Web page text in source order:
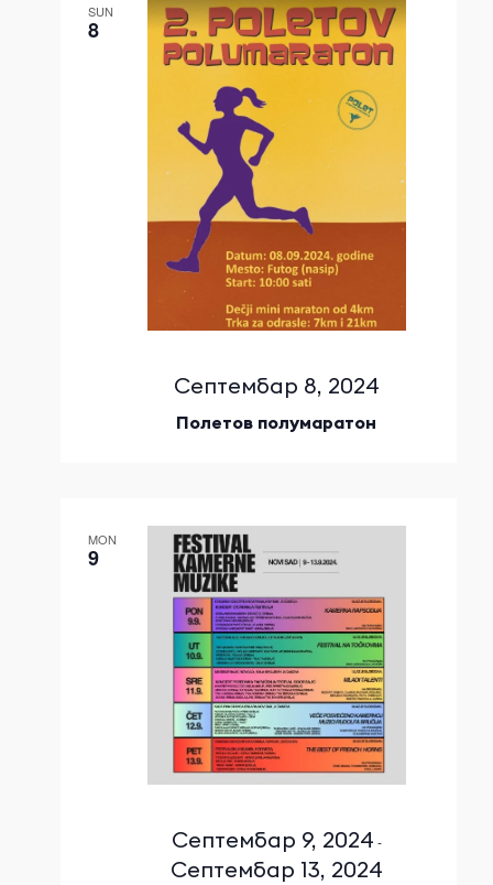
SUN
8
Полетов полумаратон
Септембар 8, 2024
MON
9
Септембар 9, 2024 -
Септембар 13, 2024